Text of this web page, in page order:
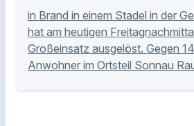
in Brand in einem Stadel in der
hat am heutigen
Großeinsatz ausgelöst. Gegen
Anwohner im Ortsteil Sonnau